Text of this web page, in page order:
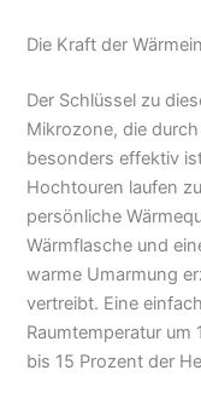
Die Kraft der
Der Schlüssel zu
Mikrozone, die
besonders effektiv
Hochtouren laufen
persönliche
Wärmflasche und
warme Umarmung
vertreibt. Eine
Raumtemperatur um
bis 15 Prozent der